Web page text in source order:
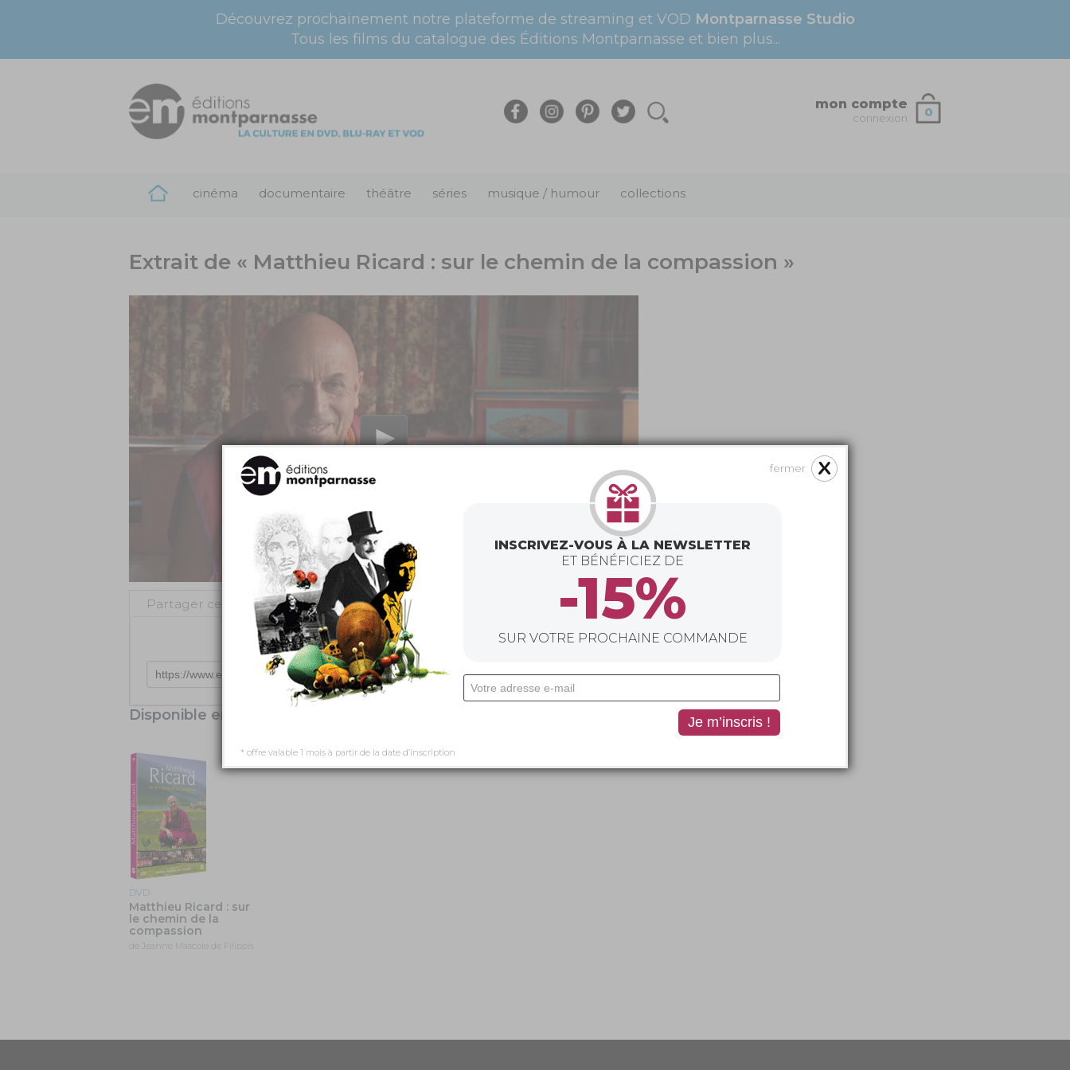
Découvrez prochainement notre plateforme de streaming et VOD Montparnasse Studio
Tous les films du catalogue des Éditions Montparnasse et bien plus...
0
mon compte
connexion
cinéma documentaire théâtre séries musique / humour collections
Extrait de « Matthieu Ricard : sur le chemin de la compassion »
Partager cette vidéo Intégrer
Tweeter
Disponible en DVD
DVD
Matthieu Ricard : sur
le chemin de la
compassion
de Jeanne Mascolo de Filippis
fermer
INSCRIVEZ-VOUS À LA NEWSLETTER
ET BÉNÉFICIEZ DE
-15%
SUR VOTRE PROCHAINE COMMANDE
* offre valable 1 mois à partir de la date d’inscription